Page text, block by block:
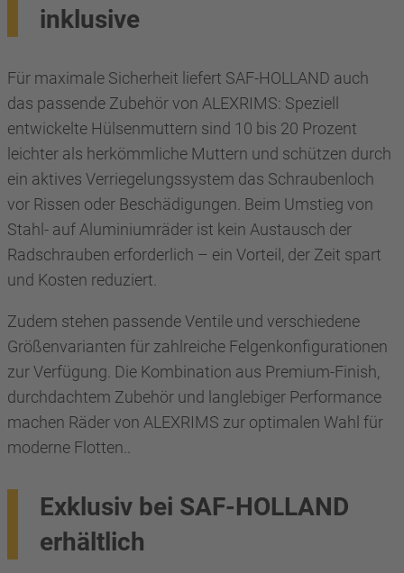
inklusive
Für maximale Sicherheit liefert SAF-HOLLAND auch
das passende Zubehör von ALEXRIMS: Speziell
entwickelte Hülsenmuttern sind 10 bis 20 Prozent
leichter als herkömmliche Muttern und schützen durch
ein aktives Verriegelungssystem das Schraubenloch
vor Rissen oder Beschädigungen. Beim Umstieg von
Stahl- auf Aluminiumräder ist kein Austausch der
Radschrauben erforderlich – ein Vorteil, der Zeit spart
und Kosten reduziert.
Zudem stehen passende Ventile und verschiedene
Größenvarianten für zahlreiche Felgenkonfigurationen
zur Verfügung. Die Kombination aus Premium-Finish,
durchdachtem Zubehör und langlebiger Performance
machen Räder von ALEXRIMS zur optimalen Wahl für
moderne Flotten..
Exklusiv bei SAF-HOLLAND
erhältlich